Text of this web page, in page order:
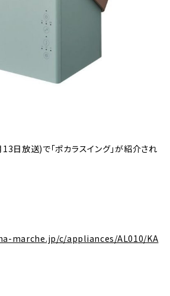
日放送)で「ポカラスイング」が紹介され
marche.jp/c/appliances/AL010/KA